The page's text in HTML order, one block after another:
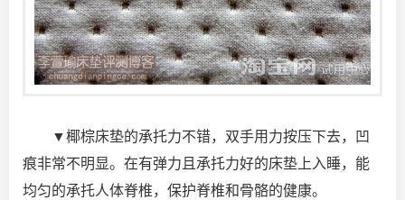
▼椰棕床垫的承托力不错，双手用力按压下去，凹
痕非常不明显。在有弹力且承托力好的床垫上入睡，能
均匀的承托人体脊椎，保护脊椎和骨骼的健康。